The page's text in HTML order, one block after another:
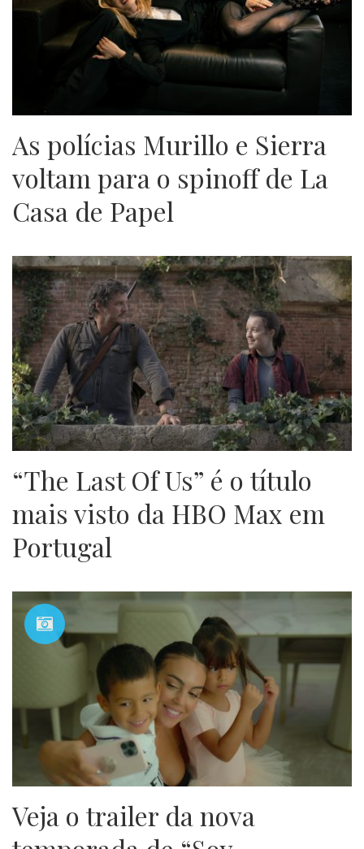
As polícias Murillo e Sierra
voltam para o spinoff de La
Casa de Papel
“The Last Of Us” é o título
mais visto da HBO Max em
Portugal
Veja o trailer da nova